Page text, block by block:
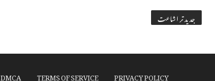
جدید تر اشاعت
DMCA TERMS OF SERVICE PRIVACY POLICY